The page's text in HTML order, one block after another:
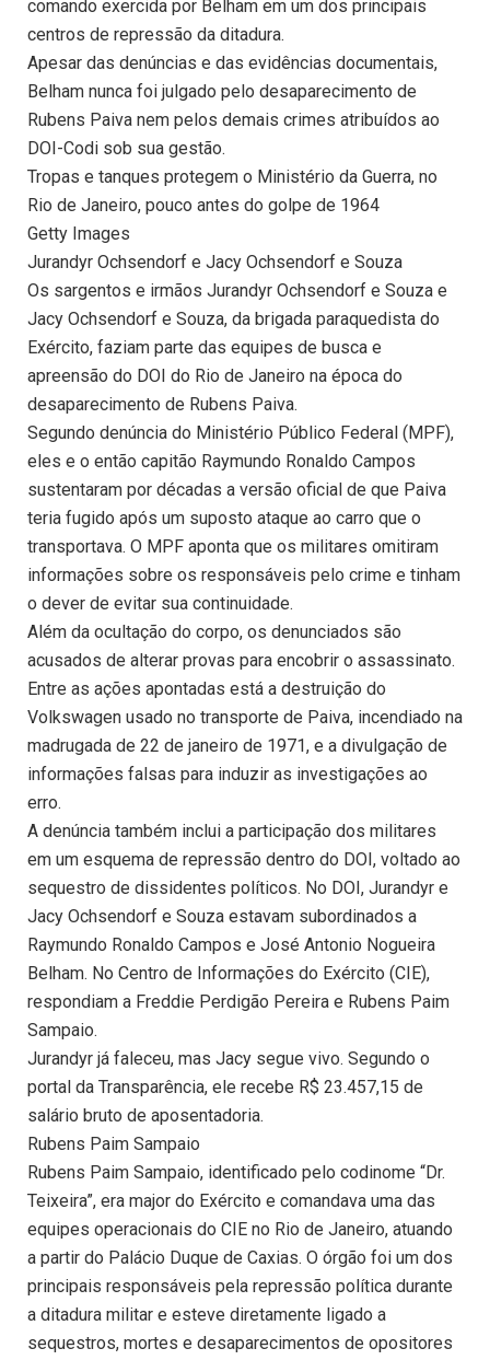
comando exercida por Belham em um dos principais
centros de repressão da ditadura.
Apesar das denúncias e das evidências documentais,
Belham nunca foi julgado pelo desaparecimento de
Rubens Paiva nem pelos demais crimes atribuídos ao
DOI-Codi sob sua gestão.
Tropas e tanques protegem o Ministério da Guerra, no
Rio de Janeiro, pouco antes do golpe de 1964
Getty Images
Jurandyr Ochsendorf e Jacy Ochsendorf e Souza
Os sargentos e irmãos Jurandyr Ochsendorf e Souza e
Jacy Ochsendorf e Souza, da brigada paraquedista do
Exército, faziam parte das equipes de busca e
apreensão do DOI do Rio de Janeiro na época do
desaparecimento de Rubens Paiva.
Segundo denúncia do Ministério Público Federal (MPF),
eles e o então capitão Raymundo Ronaldo Campos
sustentaram por décadas a versão oficial de que Paiva
teria fugido após um suposto ataque ao carro que o
transportava. O MPF aponta que os militares omitiram
informações sobre os responsáveis pelo crime e tinham
o dever de evitar sua continuidade.
Além da ocultação do corpo, os denunciados são
acusados de alterar provas para encobrir o assassinato.
Entre as ações apontadas está a destruição do
Volkswagen usado no transporte de Paiva, incendiado na
madrugada de 22 de janeiro de 1971, e a divulgação de
informações falsas para induzir as investigações ao
erro.
A denúncia também inclui a participação dos militares
em um esquema de repressão dentro do DOI, voltado ao
sequestro de dissidentes políticos. No DOI, Jurandyr e
Jacy Ochsendorf e Souza estavam subordinados a
Raymundo Ronaldo Campos e José Antonio Nogueira
Belham. No Centro de Informações do Exército (CIE),
respondiam a Freddie Perdigão Pereira e Rubens Paim
Sampaio.
Jurandyr já faleceu, mas Jacy segue vivo. Segundo o
portal da Transparência, ele recebe R$ 23.457,15 de
salário bruto de aposentadoria.
Rubens Paim Sampaio
Rubens Paim Sampaio, identificado pelo codinome “Dr.
Teixeira”, era major do Exército e comandava uma das
equipes operacionais do CIE no Rio de Janeiro, atuando
a partir do Palácio Duque de Caxias. O órgão foi um dos
principais responsáveis pela repressão política durante
a ditadura militar e esteve diretamente ligado a
sequestros, mortes e desaparecimentos de opositores